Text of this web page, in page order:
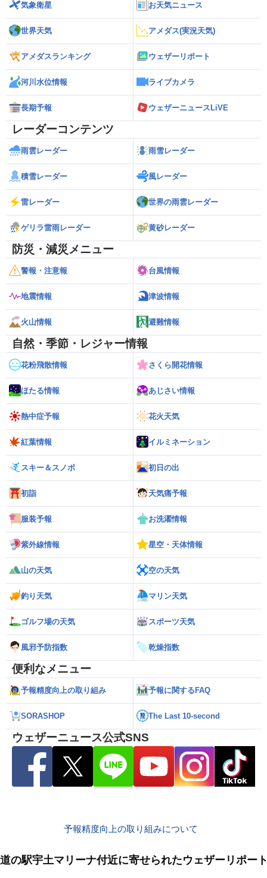
気象衛星 お天気ニュース
世界天気 アメダス(実況天気)
アメダスランキング ウェザーリポート
河川水位情報 ライブカメラ
長期予報 ウェザーニュースLiVE
レーダーコンテンツ
雨雲レーダー 雨雪レーダー
積雪レーダー 風レーダー
雷レーダー 世界の雨雲レーダー
ゲリラ雷雨レーダー 黄砂レーダー
防災・減災メニュー
警報・注意報 台風情報
地震情報 津波情報
火山情報 避難情報
自然・季節・レジャー情報
花粉飛散情報 さくら開花情報
ほたる情報 あじさい情報
熱中症予報 花火天気
紅葉情報 イルミネーション
スキー＆スノボ 初日の出
初詣 天気痛予報
服装予報 お洗濯情報
紫外線情報 星空・天体情報
山の天気 空の天気
釣り天気 マリン天気
ゴルフ場の天気 スポーツ天気
風邪予防指数 乾燥指数
便利なメニュー
予報精度向上の取り組み 予報に関するFAQ
SORASHOP The Last 10-second
ウェザーニュース公式SNS
予報精度向上の取り組みについて
道の駅宇土マリーナ付近に寄せられたウェザーリポー